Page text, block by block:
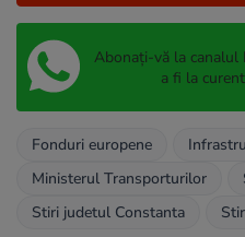
Abonați-vă la
a fi la
Fonduri europene
Ministerul Transporturilor
Stiri judetul Constanta